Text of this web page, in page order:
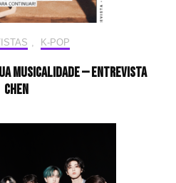
K-POP
musicalidade — Entrevista
CHEN